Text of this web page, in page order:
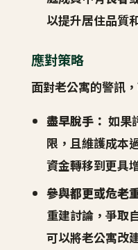
以提升居住品質
應對策略
面對老公寓的警訊
盡早脫手： 如果
限，且維護成本
資金轉移到更具
參與都更或危老
重建討論，爭取
可以將老公寓改